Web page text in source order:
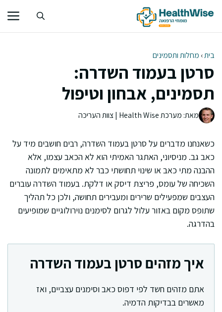
לתוכן
בית› מחלות ותסמינים
סרטן בעמוד השדרה:
תסמינים, אבחון וטיפול
מאת: מערכת Health Wise | צוות העריכה
כשאנחנו מדברים על סרטן בעמוד השדרה, רבים חושבים מיד על
כאב גב. מניסיוני, האתגר האמיתי הוא לא הכאב עצמו, אלא
ההבנה מתי כאב או שינוי תחושתי כבר לא מתאימים לתמונה
השכיחה של עומס, פריצת דיסק או דלקת. בעמוד השדרה עוברים
העצבים שמפעילים שרירים ומעבירים תחושה, ולכן כל תהליך
שתופס מקום באזור עלול לגרום לסימנים נוירולוגיים שמופיעים
בהדרגה.
איך מזהים סרטן בעמוד השדרה
אתם מזהים חשד לפי דפוס כאב וסימנים עצביים, ואז
מאשרים בבדיקות הדמיה.